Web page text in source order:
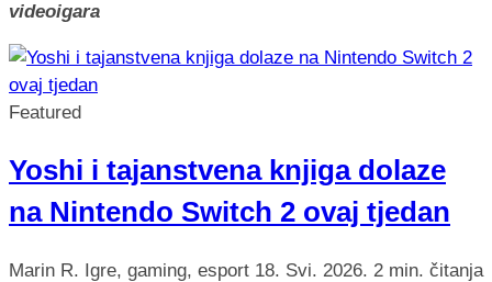
videoigara
Featured
Yoshi i tajanstvena knjiga dolaze
na Nintendo Switch 2 ovaj tjedan
Marin R. Igre, gaming, esport 18. Svi. 2026. 2 min. čitanja